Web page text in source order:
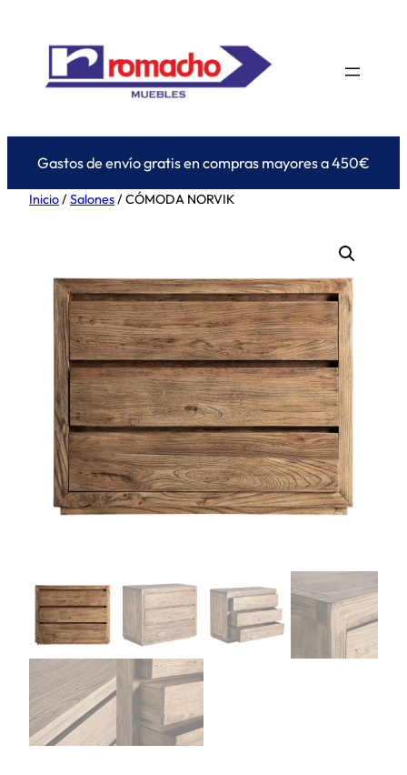
contenido
Gastos de envío gratis en compras mayores a 450€
Inicio/Salones/ CÓMODA NORVIK